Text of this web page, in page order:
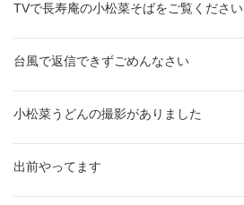
TVで長寿庵の小松菜そばをご覧ください
台風で返信できずごめんなさい
小松菜うどんの撮影がありました
出前やってます